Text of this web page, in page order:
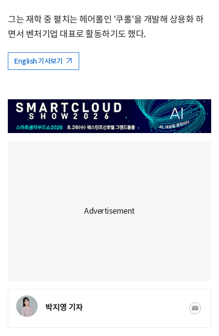
그는 재학 중 펼치는 헤어롤인 '쿠롤'을 개발해 상용화 하
면서 벤처기업 대표로 활동하기도 했다.
English 기사보기
박지영 기자